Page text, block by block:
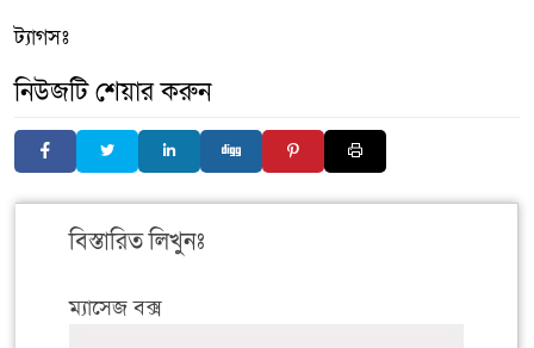
ট্যাগসঃ
নিউজটি শেয়ার করুন
বিস্তারিত লিখুনঃ
ম্যাসেজ বক্স